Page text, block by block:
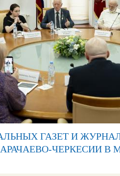
ГАЗЕТ И
ЧЕРКЕСИИ В